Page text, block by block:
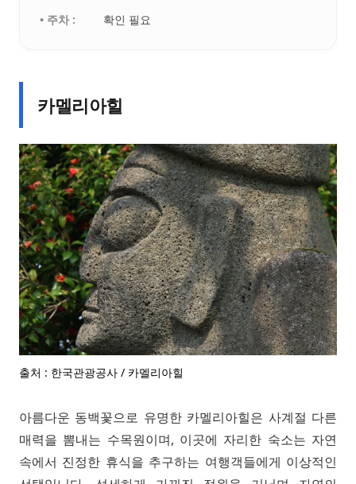
• 주차 :
확인 필요
카멜리아힐
출처 : 한국관광공사 / 카멜리아힐
아름다운 동백꽃으로 유명한 카멜리아힐은 사계절 다른
매력을 뽐내는 수목원이며, 이곳에 자리한 숙소는 자연
속에서 진정한 휴식을 추구하는 여행객들에게 이상적인